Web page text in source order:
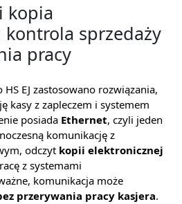
kopia
sprzedaży
pracy
EJ zastosowano rozwiązania,
kasy z zapleczem i systemem
posiada Ethernet, czyli jeden
komunikację z
odczyt kopii elektronicznej
z systemami
komunikacja może
przerywania pracy kasjera.